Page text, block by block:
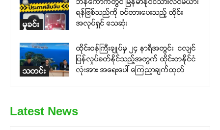
မှုခင်း
ရန်ဖြစ်သည်ကို ဝင်တားပေးသည့် ထိုင်း
အလုပ်ရှင် သေဆုံး
သတင်း
ထိုင်းဝန်ကြီးချုပ်မှ ၂၄ နာရီအတွင်း ငလျင်
ပြန်လှုပ်ခတ်နိုင်သည့်အတွက် ထိုင်းတနိုင်ငံ
လုံးအား အရေးပေါ် ကြေညာချက်ထုတ်
Latest News